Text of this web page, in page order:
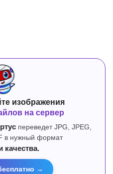
изображения
на сервер
переведет JPG, JPEG,
в нужный формат
качества.
→